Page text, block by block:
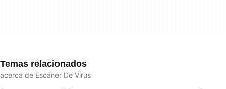
Temas relacionados
acerca de Escáner De Virus